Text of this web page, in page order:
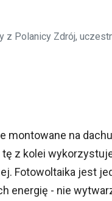
Polanicy Zdrój,
na
z kolei
Fotowoltaika jest
energię - nie